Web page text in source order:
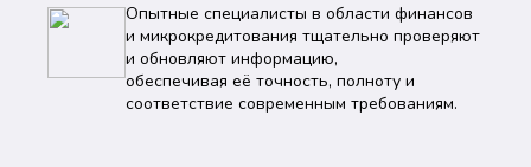
Опытные специалисты в области финансов
и микрокредитования тщательно проверяют
и обновляют информацию,
обеспечивая её точность, полноту и
соответствие современным требованиям.